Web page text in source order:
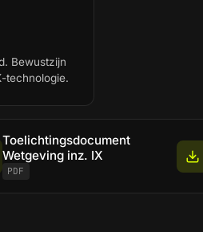
Bewustzijn
technologie.
Toelichtingsdocument
Wetgeving inz. IX
PDF